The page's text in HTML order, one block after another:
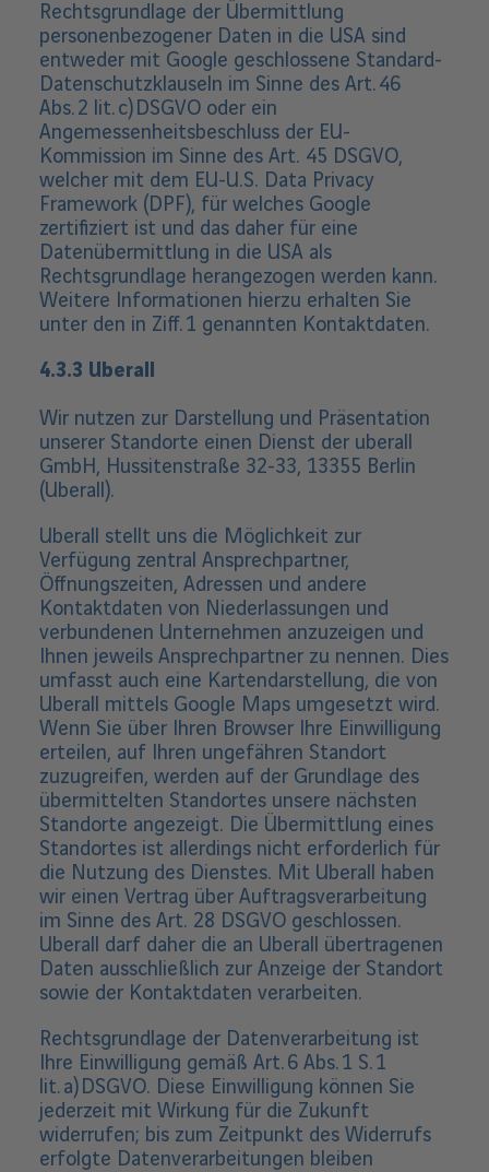
Rechtsgrundlage der Übermittlung
personenbezogener Daten in die USA sind
entweder mit Google geschlossene Standard-
Datenschutzklauseln im Sinne des Art. 46
Abs. 2 lit. c) DSGVO oder ein
Angemessenheitsbeschluss der EU-
Kommission im Sinne des Art. 45 DSGVO,
welcher mit dem EU-U.S. Data Privacy
Framework (DPF), für welches Google
zertifiziert ist und das daher für eine
Datenübermittlung in die USA als
Rechtsgrundlage herangezogen werden kann.
Weitere Informationen hierzu erhalten Sie
unter den in Ziff. 1 genannten Kontaktdaten.
4.3.3 Uberall
Wir nutzen zur Darstellung und Präsentation
unserer Standorte einen Dienst der uberall
GmbH, Hussitenstraße 32-33, 13355 Berlin
(Uberall).
Uberall stellt uns die Möglichkeit zur
Verfügung zentral Ansprechpartner,
Öffnungszeiten, Adressen und andere
Kontaktdaten von Niederlassungen und
verbundenen Unternehmen anzuzeigen und
Ihnen jeweils Ansprechpartner zu nennen. Dies
umfasst auch eine Kartendarstellung, die von
Uberall mittels Google Maps umgesetzt wird.
Wenn Sie über Ihren Browser Ihre Einwilligung
erteilen, auf Ihren ungefähren Standort
zuzugreifen, werden auf der Grundlage des
übermittelten Standortes unsere nächsten
Standorte angezeigt. Die Übermittlung eines
Standortes ist allerdings nicht erforderlich für
die Nutzung des Dienstes. Mit Uberall haben
wir einen Vertrag über Auftragsverarbeitung
im Sinne des Art. 28 DSGVO geschlossen.
Uberall darf daher die an Uberall übertragenen
Daten ausschließlich zur Anzeige der Standort
sowie der Kontaktdaten verarbeiten.
Rechtsgrundlage der Datenverarbeitung ist
Ihre Einwilligung gemäß Art. 6 Abs. 1 S. 1
lit. a) DSGVO. Diese Einwilligung können Sie
jederzeit mit Wirkung für die Zukunft
widerrufen; bis zum Zeitpunkt des Widerrufs
erfolgte Datenverarbeitungen bleiben